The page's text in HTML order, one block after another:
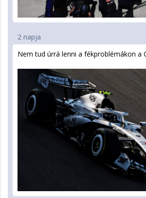
2 napja
Nem tud úrrá lenni a fékproblémákon a